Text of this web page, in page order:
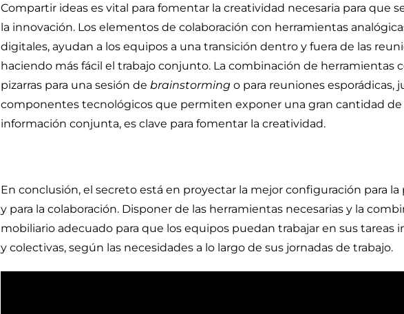
Compartir ideas es vital para fomentar la creatividad necesaria para que
la innovación. Los elementos de colaboración con herramientas
digitales, ayudan a los equipos a una transición dentro y fuera de las
haciendo más fácil el trabajo conjunto. La combinación de herramientas
pizarras para una sesión de brainstorming o para reuniones esporádicas,
componentes tecnológicos que permiten exponer una gran cantidad de
información conjunta, es clave para fomentar la creatividad.
En conclusión, el secreto está en proyectar la mejor configuración para la
y para la colaboración. Disponer de las herramientas necesarias y la
mobiliario adecuado para que los equipos puedan trabajar en sus tareas
y colectivas, según las necesidades a lo largo de sus jornadas de trabajo.